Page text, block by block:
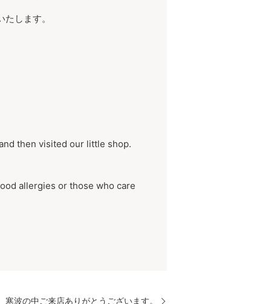
します。
then visited our little shop.
allergies or those who care
寒波の中ご来店ありがとうございます。